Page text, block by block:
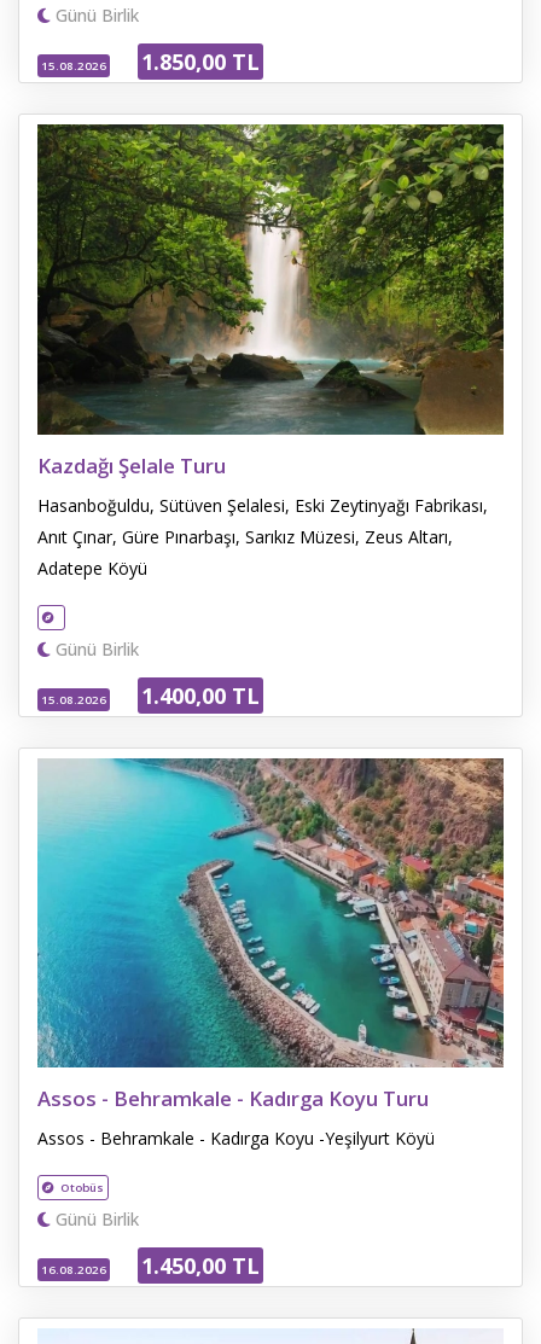
Günü Birlik
15.08.2026 1.850,00 TL
Kazdağı Şelale Turu
Hasanboğuldu, Sütüven Şelalesi, Eski Zeytinyağı Fabrikası,
Anıt Çınar, Güre Pınarbaşı, Sarıkız Müzesi, Zeus Altarı,
Adatepe Köyü
Günü Birlik
15.08.2026 1.400,00 TL
Assos - Behramkale - Kadırga Koyu Turu
Assos - Behramkale - Kadırga Koyu -Yeşilyurt Köyü
Otobüs
Günü Birlik
16.08.2026 1.450,00 TL